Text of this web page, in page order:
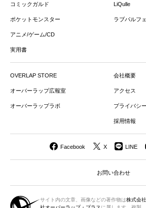
コミックガルド
ポケットモンスター
アニメ/ゲーム/CD
実用書
LiQulle
ラブパルフェ
OVERLAP STORE
オーバーラップ広報室
オーバーラップラボ
会社概要
アクセス
プライバシ
採用情報
Facebook X LINE
お問い合わせ
サイト内の文章、画像などの著作物は株式会